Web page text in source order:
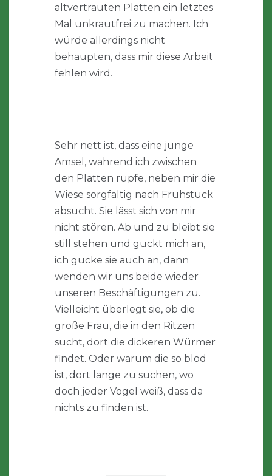
altvertrauten Platten ein letztes
Mal unkrautfrei zu machen. Ich
würde allerdings nicht
behaupten, dass mir diese Arbeit
fehlen wird.
Sehr nett ist, dass eine junge
Amsel, während ich zwischen
den Platten rupfe, neben mir die
Wiese sorgfältig nach Frühstück
absucht. Sie lässt sich von mir
nicht stören. Ab und zu bleibt sie
still stehen und guckt mich an,
ich gucke sie auch an, dann
wenden wir uns beide wieder
unseren Beschäftigungen zu.
Vielleicht überlegt sie, ob die
große Frau, die in den Ritzen
sucht, dort die dickeren Würmer
findet. Oder warum die so blöd
ist, dort lange zu suchen, wo
doch jeder Vogel weiß, dass da
nichts zu finden ist.